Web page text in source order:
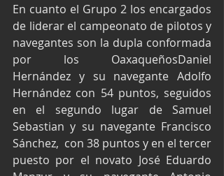
En cuanto el Grupo 2 los encargados
de liderar el campeonato de pilotos y
navegantes son la dupla conformada
por los OaxaqueñosDaniel
Hernández y su navegante Adolfo
Hernández con 54 puntos, seguidos
en el segundo lugar de Samuel
Sebastian y su navegante Francisco
Sánchez,  con 38 puntos y en el tercer
puesto por el novato José Eduardo